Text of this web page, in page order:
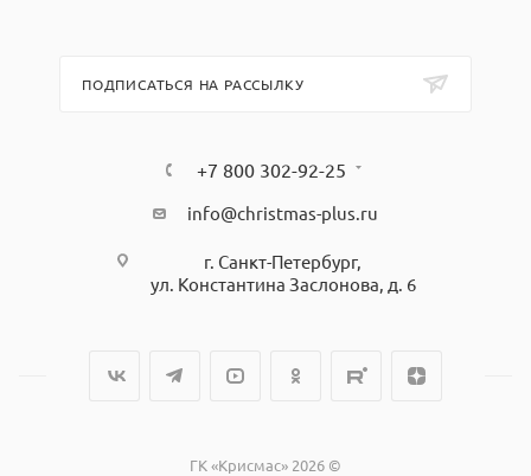
ПОДПИСАТЬСЯ НА РАССЫЛКУ
+7 800 302-92-25
info@christmas-plus.ru
г. Санкт-Петербург,
ул. Константина Заслонова, д. 6
ГК «Крисмас» 2026 ©